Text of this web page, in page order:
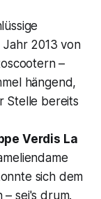
Jahr 2013 von
–
hängend,
Stelle bereits
Verdis La
sich dem
sei's drum.